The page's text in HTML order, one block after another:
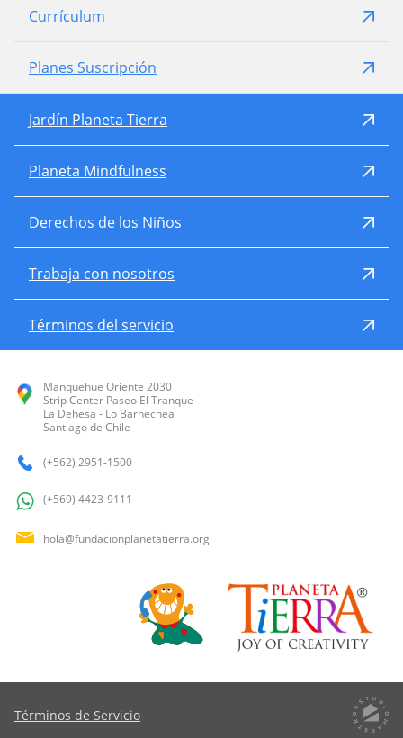
Currículum
Planes Suscripción
Jardín Planeta Tierra
Planeta Mindfulness
Derechos de los Niños
Trabaja con nosotros
Términos del servicio
Manquehue Oriente 2030
Strip Center Paseo El Tranque
La Dehesa - Lo Barnechea
Santiago de Chile
(+562) 2951-1500
(+569) 4423-9111
hola@fundacionplanetatierra.org
Términos de Servicio